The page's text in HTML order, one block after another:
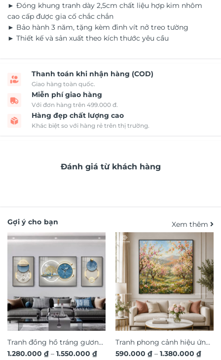
► Đóng khung tranh dày 2,5cm chất liệu hợp kim nhôm
cao cấp được gia cố chắc chắn
► Bảo hành 3 năm, tặng kèm đinh vít nở treo tường
► Thiết kế và sản xuất theo kích thước yêu cầu
Thanh toán khi nhận hàng (COD)
Giao hàng toàn quốc.
Miễn phí giao hàng
Với đơn hàng trên 499.000 đ.
Hàng đẹp chất lượng cao
Khác biệt so với hàng rẻ trên thị trường.
Đánh giá từ khách hàng
Gợi ý cho bạn Xem thêm
Tranh đồng hồ tráng gương
hươu 3D hiện đại TG4543
1.280.000 ₫ – 1.550.000 ₫Khoảng
Tranh phong cảnh hiệu ứng
dát vàng hoa nghệ thuật in
590.000 ₫ – 1.380.000 ₫